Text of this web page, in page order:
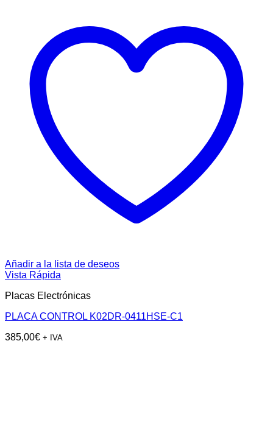
Añadir a la lista de deseos
Vista Rápida
Placas Electrónicas
PLACA CONTROL K02DR-0411HSE-C1
385,00€ + IVA